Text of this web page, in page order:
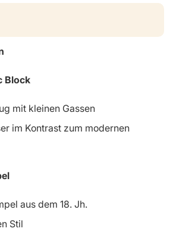
Block
mit kleinen Gassen
im Kontrast zum modernen
aus dem 18. Jh.
Stil